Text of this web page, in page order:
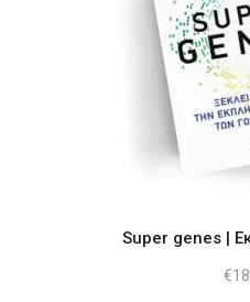
Super genes |
€